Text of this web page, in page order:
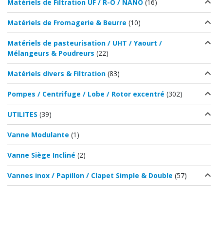
Matériels de Filtration UF / R-O / NANO (16)
Matériels de Fromagerie & Beurre (10)
Matériels de pasteurisation / UHT / Yaourt /
Mélangeurs & Poudreurs (22)
Matériels divers & Filtration (83)
Pompes / Centrifuge / Lobe / Rotor excentré (302)
UTILITES (39)
Vanne Modulante (1)
Vanne Siège Incliné (2)
Vannes inox / Papillon / Clapet Simple & Double (57)